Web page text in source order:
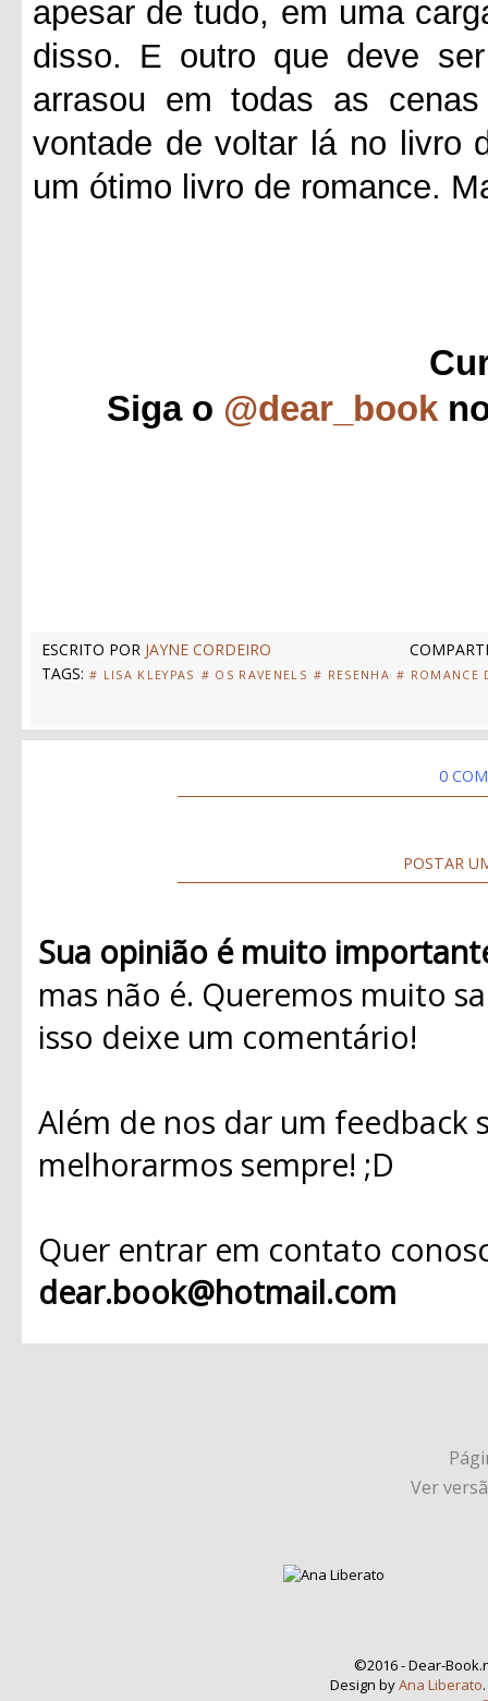
apesar de tudo, em uma
disso. E outro que deve
arrasou em todas as
vontade de voltar lá no livro
um ótimo livro de romance.
Siga o @dear_book
ESCRITO POR JAYNE CORDEIRO
TAGS: # LISA KLEYPAS # OS RAVENELS # RESENHA # ROMANCE
0
POSTAR
Sua opinião é muito
mas não é. Queremos muito
isso deixe um comentário!
Além de nos dar um
melhorarmos sempre! ;D
Quer entrar em contato
dear.book@hotmail.com
Ver
©2016 - Dear-
Design byAna Liberato